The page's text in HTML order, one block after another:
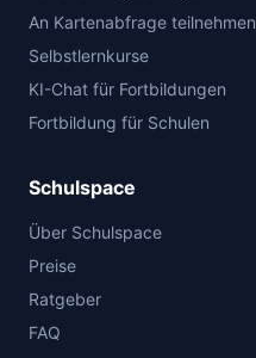
An Kartenabfrage teilnehmen
Selbstlernkurse
KI-Chat für Fortbildungen
Fortbildung für Schulen
Schulspace
Über Schulspace
Preise
Ratgeber
FAQ